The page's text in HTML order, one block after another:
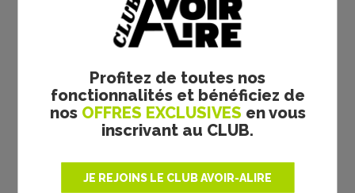
Profitez de toutes nos
fonctionnalités et bénéficiez de
nos OFFRES EXCLUSIVES en vous
inscrivant au CLUB.
JE REJOINS LE CLUB AVOIR-ALIRE
critique